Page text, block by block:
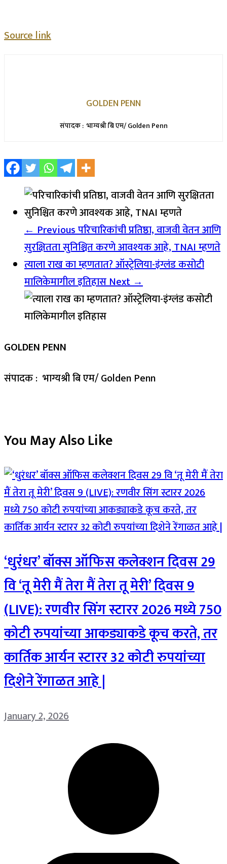
Source link
GOLDEN PENN
संपादक : भाग्यश्री बि एम/ Golden Penn
← Previousपरिचारिकांची प्रतिष्ठा, वाजवी वेतन आणि
सुरक्षितता सुनिश्चित करणे आवश्यक आहे, TNAI म्हणते
त्याला राख का म्हणतात? ऑस्ट्रेलिया-इंग्लंड कसोटी
मालिकेमागील इतिहासNext →
GOLDEN PENN
संपादक : भाग्यश्री बि एम/ Golden Penn
You May Also Like
‘धुरंधर’ बॉक्स ऑफिस कलेक्शन दिवस 29
वि ‘तू मेरी मैं तेरा मैं तेरा तू मेरी’ दिवस 9
(LIVE): रणवीर सिंग स्टारर 2026 मध्ये 750
कोटी रुपयांच्या आकड्याकडे कूच करते, तर
कार्तिक आर्यन स्टारर 32 कोटी रुपयांच्या
दिशेने रेंगाळत आहे |
January 2, 2026